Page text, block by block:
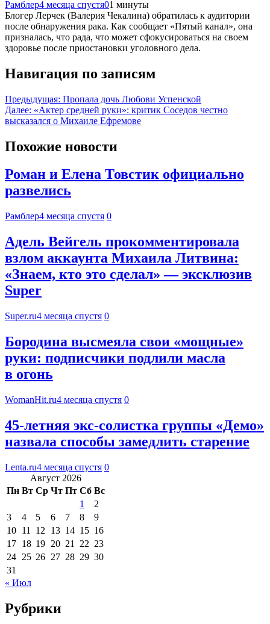
Рамблер4 месяца спустя01 минуты
Блогер Лерчек (Валерия Чекалина) обратилась к аудитории
после обнаружения рака. Как сообщает «Пятый канал», она
призналась, что рада, что может сфокусироваться на своем
здоровье после приостановки уголовного дела.
Навигация по записям
Предыдущая: Пропала дочь Любови Успенской
Далее: «Актер средней руки»: критик Соседов честно
высказался о Михаиле Ефремове
Похожие новости
Роман и Елена Товстик официально
развелись
Рамблер4 месяца спустя 0
Адель Вейгель прокомментировала
взлом аккаунта Михаила Литвина:
«Знаем, кто это сделал» — эксклюзив
Super
Super.ru4 месяца спустя 0
Бородина высмеяла свои «мощные»
руки: подписчики подлили масла
в огонь
WomanHit.ru4 месяца спустя 0
45-летняя экс-солистка группы «Демо»
назвала способы замедлить старение
Lenta.ru4 месяца спустя 0
Август 2026
Пн Вт Ср Чт Пт Сб Вс
1
2
3
4 5 6 7 8
9
10 11 12 13 14 15 16
17 18 19 20 21 22 23
24 25 26 27 28 29 30
31
« Июл
Рубрики